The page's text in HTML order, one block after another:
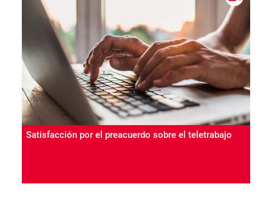
Satisfacción por el preacuerdo sobre el teletrabajo